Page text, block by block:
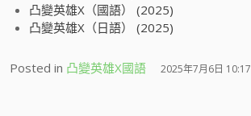
凸變英雄X（國語） (2025)
凸變英雄X（日語） (2025)
Posted in 凸變英雄X國語 2025年7月6日 10:17